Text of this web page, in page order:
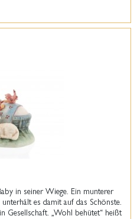
in seiner Wiege. Ein munterer
es damit auf das Schönste.
Gesellschaft. „Wohl behütet“ heißt